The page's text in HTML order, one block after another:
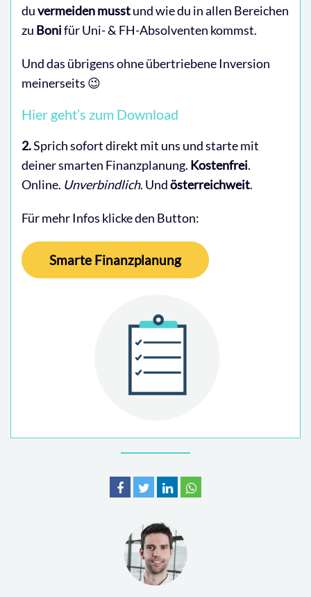
duvermeiden musstund wie du in allen Bereichen
zu Bonifür Uni- & FH-Absolventen kommst.
Und das übrigens ohne übertriebene Inversion
meinerseits 😉
Hier geht’s zum Download
2.Sprich sofort direkt mit uns und starte mit
deiner smarten Finanzplanung. Kostenfrei.
Online. Unverbindlich. Undösterreichweit.
Für mehr Infos klicke den Button:
Smarte Finanzplanung